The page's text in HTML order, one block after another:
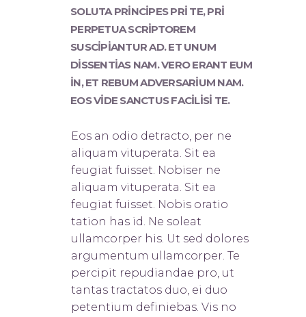
SOLUTA PRINCIPES PRI TE, PRI
PERPETUA SCRIPTOREM
SUSCIPIANTUR AD. ET UNUM
DISSENTIAS NAM. VERO ERANT EUM
IN, ET REBUM ADVERSARIUM NAM.
EOS VIDE SANCTUS FACILISI TE.
Eos an odio detracto, per ne
aliquam vituperata. Sit ea
feugiat fuisset. Nobiser ne
aliquam vituperata. Sit ea
feugiat fuisset. Nobis oratio
tation has id. Ne soleat
ullamcorper his. Ut sed dolores
argumentum ullamcorper. Te
percipit repudiandae pro, ut
tantas tractatos duo, ei duo
petentium definiebas. Vis no